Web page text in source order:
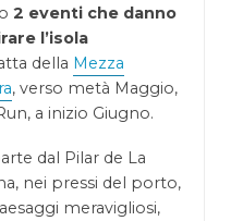
2 eventi che danno
l’isola
della Mezza
, verso metà Maggio,
a inizio Giugno.
dal Pilar de La
nei pressi del porto,
meravigliosi,